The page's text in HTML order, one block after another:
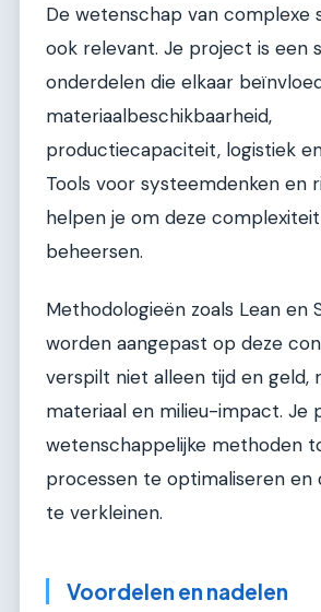
De wetenschap van complexe
ook relevant. Je project is een
onderdelen die elkaar
materiaalbeschikbaarheid,
productiecapaciteit, logistiek
Tools voor systeemdenken en
helpen je om deze
beheersen.
Methodologieën zoals Lean en
worden aangepast op deze
verspilt niet alleen tijd en geld,
materiaal en milieu-impact. Je
wetenschappelijke methoden
processen te optimaliseren
te verkleinen.
Voordelen en nadelen